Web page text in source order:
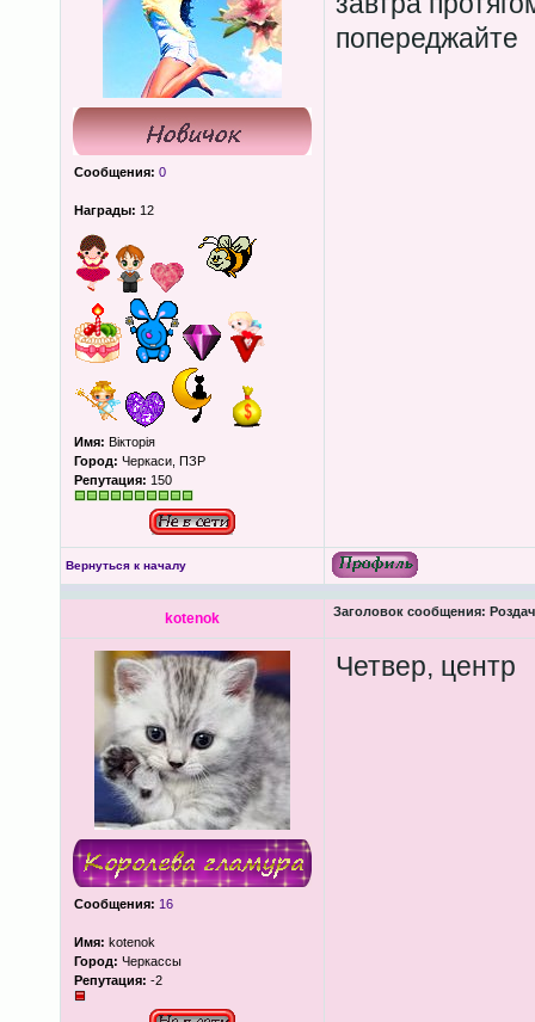
Сообщения: 0
Награды: 12
Имя: Вікторія
Город: Черкаси, ПЗР
Репутация: 150
попереджайте
Вернуться к началу
kotenok Заголовок сообщения:
Сообщения: 16
Имя: kotenok
Город: Черкассы
Репутация: -2
Четвер, центр